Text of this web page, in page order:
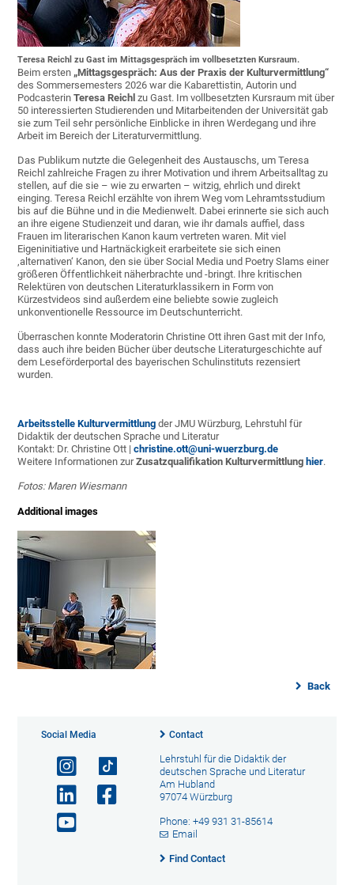
Teresa Reichl zu Gast im Mittagsgespräch im vollbesetzten Kursraum.
Beim ersten „Mittagsgespräch: Aus der Praxis der Kulturvermittlung“
des Sommersemesters 2026 war die Kabarettistin, Autorin und
PodcasterinTeresa Reichl zu Gast. Im vollbesetzten Kursraum mit über
50 interessierten Studierenden und Mitarbeitenden der Universität gab
sie zum Teil sehr persönliche Einblicke in ihren Werdegang und ihre
Arbeit im Bereich der Literaturvermittlung.
Das Publikum nutzte die Gelegenheit des Austauschs, um Teresa
Reichl zahlreiche Fragen zu ihrer Motivation und ihrem Arbeitsalltag zu
stellen, auf die sie – wie zu erwarten – witzig, ehrlich und direkt
einging. Teresa Reichl erzählte von ihrem Weg vom Lehramtsstudium
bis auf die Bühne und in die Medienwelt. Dabei erinnerte sie sich auch
an ihre eigene Studienzeit und daran, wie ihr damals auffiel, dass
Frauen im literarischen Kanon kaum vertreten waren. Mit viel
Eigeninitiative und Hartnäckigkeit erarbeitete sie sich einen
‚alternativen‘ Kanon, den sie über Social Media und Poetry Slams einer
größeren Öffentlichkeit näherbrachte und -bringt. Ihre kritischen
Relektüren von deutschen Literaturklassikern in Form von
Kürzestvideos sind außerdem eine beliebte sowie zugleich
unkonventionelle Ressource im Deutschunterricht.
Überraschen konnte Moderatorin Christine Ott ihren Gast mit der Info,
dass auch ihre beiden Bücher über deutsche Literaturgeschichte auf
dem Leseförderportal des bayerischen Schulinstituts rezensiert
wurden.
Arbeitsstelle Kulturvermittlung der JMU Würzburg, Lehrstuhl für
Didaktik der deutschen Sprache und Literatur
Kontakt: Dr. Christine Ott |christine.ott@uni-wuerzburg.de
Weitere Informationen zurZusatzqualifikation Kulturvermittlung hier.
Fotos: Maren Wiesmann
Additional images
Back
Social Media Contact
Lehrstuhl für die Didaktik der
deutschen Sprache und Literatur
Am Hubland
97074 Würzburg
Phone: +49 931 31-85614
Email
Find Contact